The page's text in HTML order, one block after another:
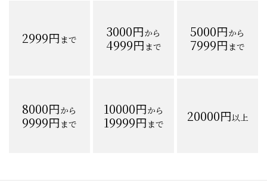
2999円まで 3000円から
4999円まで
5000円から
7999円まで
8000円から
9999円まで
10000円から
19999円まで 20000円以上